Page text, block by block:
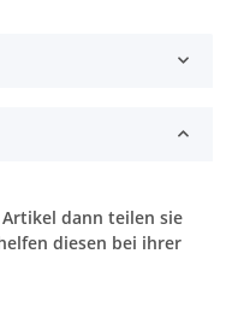
dann teilen sie
diesen bei ihrer